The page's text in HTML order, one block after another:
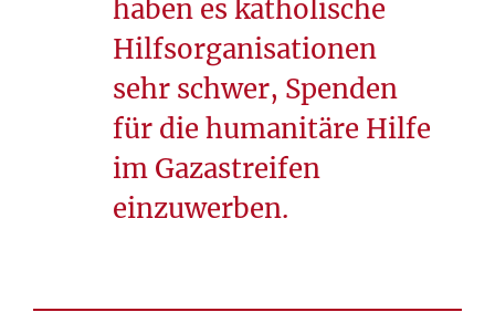
haben es katholische
Hilfsorganisationen
sehr schwer, Spenden
für die humanitäre Hilfe
im Gazastreifen
einzuwerben.